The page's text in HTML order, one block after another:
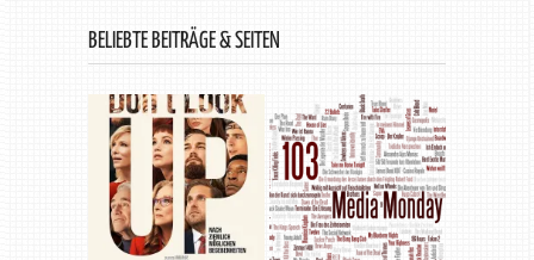
BELIEBTE BEITRÄGE & SEITEN